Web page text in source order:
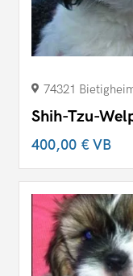
74321
Shih-Tzu-
400,00 €VB